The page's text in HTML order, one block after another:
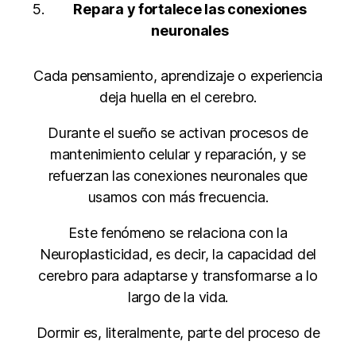
Repara y fortalece las conexiones
neuronales
Cada pensamiento, aprendizaje o experiencia
deja huella en el cerebro.
Durante el sueño se activan procesos de
mantenimiento celular y reparación, y se
refuerzan las conexiones neuronales que
usamos con más frecuencia.
Este fenómeno se relaciona con la
Neuroplasticidad, es decir, la capacidad del
cerebro para adaptarse y transformarse a lo
largo de la vida.
Dormir es, literalmente, parte del proceso de